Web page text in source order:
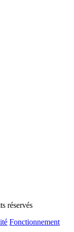
réservés
Fonctionnement